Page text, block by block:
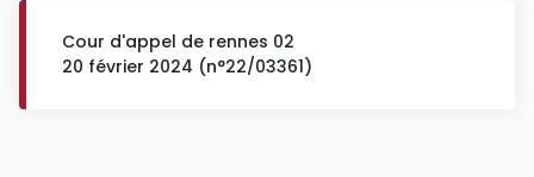
Cour d'appel de rennes 02
20 février 2024 (n°22/03361)